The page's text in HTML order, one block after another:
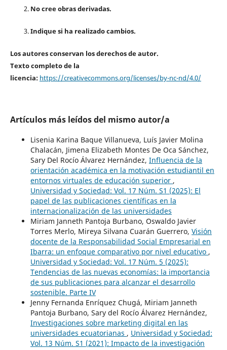
No cree obras derivadas.
Indique si ha realizado cambios.
Los autores conservan los derechos de autor.
Texto completo de la
licencia: https://creativecommons.org/licenses/by-nc-nd/4.0/
Artículos más leídos del mismo autor/a
Lisenia Karina Baque Villanueva, Luís Javier Molina
Chalacán, Jimena Elizabeth Montes De Oca Sánchez,
Sary Del Rocío Álvarez Hernández, Influencia de la
orientación académica en la motivación estudiantil en
entornos virtuales de educación superior ,
Universidad y Sociedad: Vol. 17 Núm. S1 (2025): El
papel de las publicaciones científicas en la
internacionalización de las universidades
Miriam Janneth Pantoja Burbano, Oswaldo Javier
Torres Merlo, Mireya Silvana Cuarán Guerrero, Visión
docente de la Responsabilidad Social Empresarial en
Ibarra: un enfoque comparativo por nivel educativo ,
Universidad y Sociedad: Vol. 17 Núm. 5 (2025):
Tendencias de las nuevas economías: la importancia
de sus publicaciones para alcanzar el desarrollo
sostenible. Parte IV
Jenny Fernanda Enríquez Chugá, Miriam Janneth
Pantoja Burbano, Sary del Rocío Álvarez Hernández,
Investigaciones sobre marketing digital en las
universidades ecuatorianas , Universidad y Sociedad:
Vol. 13 Núm. S1 (2021): Impacto de la investigación